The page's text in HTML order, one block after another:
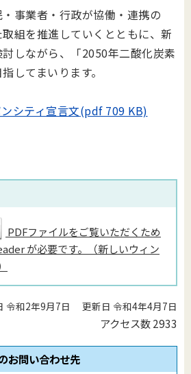
事業者・行政が協働・連携の
組を推進していくとともに、新
しながら、「2050年二酸化炭素
してまいります。
シティ宣言文(pdf 709 KB)
PDFファイルをご覧いただくため
が必要です。（新しいウィン
令和2年9月7日 更新日 令和4年4月7日
アクセス数2933
お問い合わせ先